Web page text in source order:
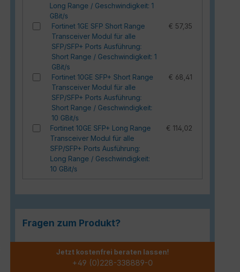
Long Range / Geschwindigkeit: 1
GBit/s
Fortinet 1GE SFP Short Range
Transceiver Modul für alle
SFP/SFP+ Ports Ausführung:
Short Range / Geschwindigkeit: 1
GBit/s
€ 57,35
Fortinet 10GE SFP+ Short Range
Transceiver Modul für alle
SFP/SFP+ Ports Ausführung:
Short Range / Geschwindigkeit:
10 GBit/s
€ 68,41
Fortinet 10GE SFP+ Long Range
Transceiver Modul für alle
SFP/SFP+ Ports Ausführung:
Long Range / Geschwindigkeit:
10 GBit/s
€ 114,02
Fragen zum Produkt?
Jetzt kostenfrei beraten lassen!
+49 (0)228-338889-0